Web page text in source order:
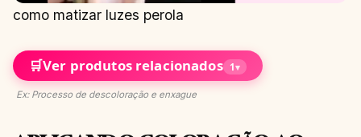
como matizar luzes perola
🛒Ver produtos relacionados 1▾
Ex: Processo de descoloração e enxague